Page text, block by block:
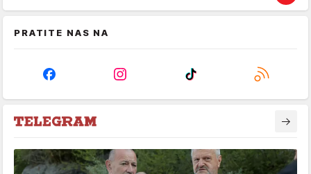
PRATITE NAS NA